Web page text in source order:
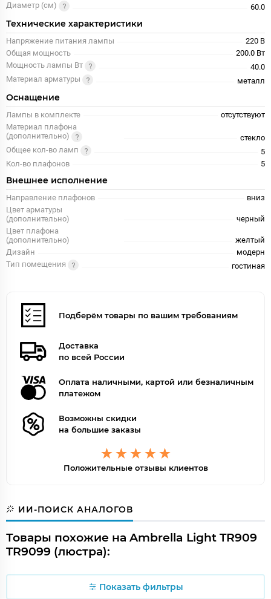
Диаметр (см)
60.0
Технические характеристики
Напряжение питания лампы
220 В
Общая мощность
200.0 Вт
Мощность лампы Вт
40.0
Материал арматуры
металл
Оснащение
Лампы в комплекте
отсутствуют
Материал плафона
(дополнительно)
стекло
Общее кол-во ламп
5
Кол-во плафонов
5
Внешнее исполнение
Направление плафонов
вниз
Цвет арматуры
(дополнительно)
черный
Цвет плафона
(дополнительно)
желтый
Дизайн
модерн
Тип помещения
гостиная
Подберём товары по вашим требованиям
Доставка
по всей России
Оплата наличными, картой или безналичным
платежом
Возможны скидки
на большие заказы
Положительные отзывы клиентов
ИИ-ПОИСК АНАЛОГОВ
Товары похожие на Ambrella Light TR909
TR9099 (люстра):
Показать фильтры